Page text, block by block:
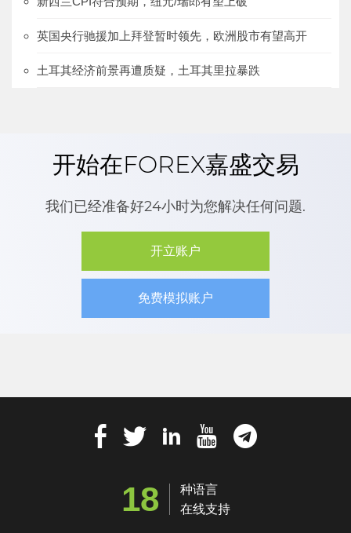
英国央行驰援加上拜登暂时领先，欧洲股市有望高开
土耳其经济前景再遭质疑，土耳其里拉暴跌
开始在FOREX嘉盛交易
我们已经准备好24小时为您解决任何问题.
开立账户
免费模拟账户
18
种语言
在线支持